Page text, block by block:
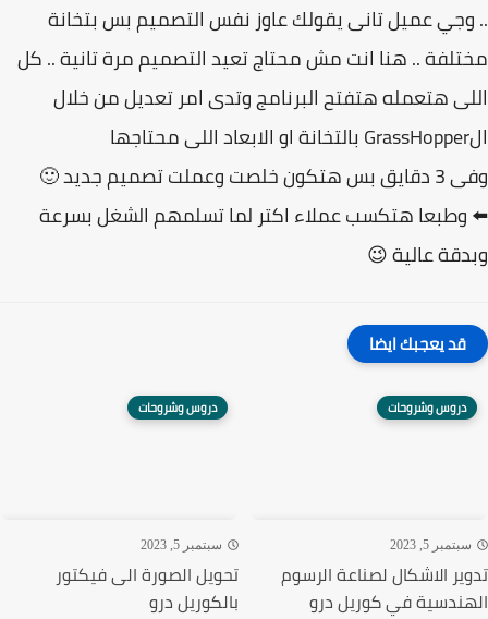
عميل تانى يقولك عاوز نفس التصميم بس بتخانة
.. هنا انت مش محتاج تعيد التصميم مرة تانية .. كل
هتعمله هتفتح البرنامج وتدى امر تعديل من خلال
تصميم جديد 🙂
هتكسب عملاء اكتر لما تسلمهم الشغل بسرعة
عالية 😉
قد يعجبك ايضا
دروس وشروحات
5, 2023
الاشكال لصناعة الرسوم
في كوريل درو
دروس وشروحات
سبتمبر 5, 2023
تحويل الصورة الى فيكتور
بالكوريل درو